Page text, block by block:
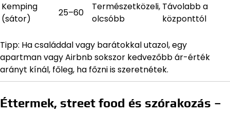
Kemping
(sátor)
25–60
Természetközeli,
olcsóbb
Távolabb a
központtól
Tipp: Ha családdal vagy barátokkal utazol, egy
apartman vagy Airbnb sokszor kedvezőbb ár-érték
arányt kínál, főleg, ha főzni is szeretnétek.
Éttermek, street food és szórakozás –